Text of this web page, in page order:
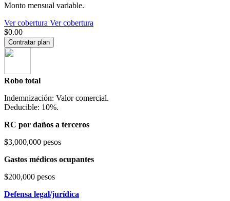
Monto mensual variable.
Ver cobertura Ver cobertura
$0.00
Contratar plan
Robo total
Indemnización: Valor comercial.
Deducible: 10%.
RC por daños a terceros
$3,000,000 pesos
Gastos médicos ocupantes
$200,000 pesos
Defensa legal/jurídica